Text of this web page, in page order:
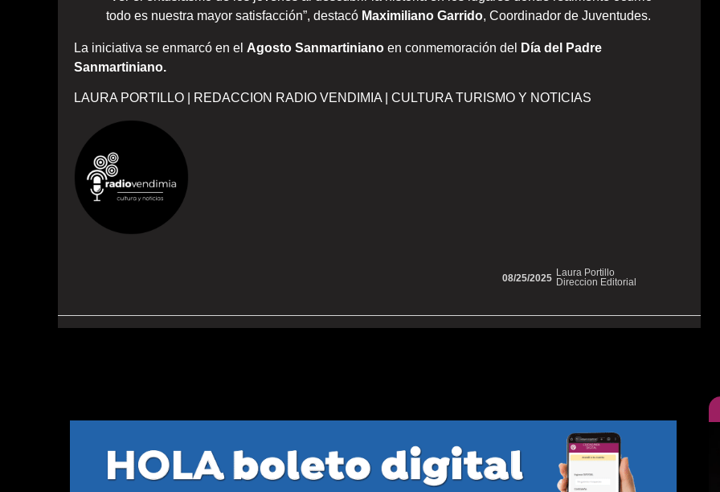
todo es nuestra mayor satisfacción”, destacó Maximiliano Garrido, Coordinador de Juventudes.
La iniciativa se enmarcó en el Agosto Sanmartiniano en conmemoración del
Día del Padre
Sanmartiniano.
LAURA PORTILLO | REDACCION RADIO VENDIMIA | CULTURA TURISMO Y NOTICIAS
Laura Portillo
Direccion Editorial
08/25/2025